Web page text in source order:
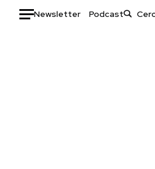
Newsletter Podcast